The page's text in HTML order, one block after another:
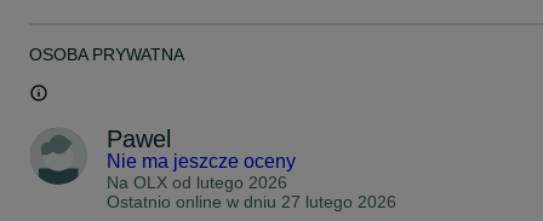
OSOBA PRYWATNA
Pawel
Nie ma jeszcze oceny
Na OLX od lutego 2026
Ostatnio online w dniu 27 lutego 2026